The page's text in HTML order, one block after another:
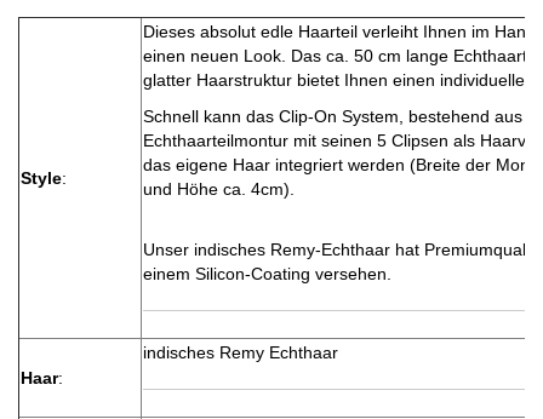
Style:
Dieses absolut edle Haarteil verleiht Ihnen im
einen neuen Look. Das ca. 50 cm lange
glatter Haarstruktur bietet Ihnen einen individuellen
Schnell kann das Clip-On System, bestehend aus
Echthaarteilmontur mit seinen 5 Clipsen als
das eigene Haar integriert werden (Breite der
und Höhe ca. 4cm).
Unser indisches Remy-Echthaar hat
einem Silicon-Coating versehen.
Haar:
indisches Remy Echthaar